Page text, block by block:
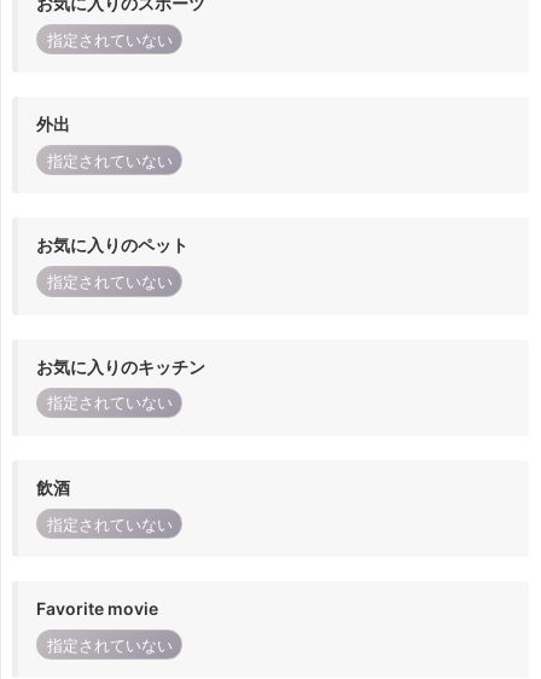
指定されていない
外出
指定されていない
お気に入りのペット
指定されていない
お気に入りのキッチン
指定されていない
飲酒
指定されていない
Favorite movie
指定されていない